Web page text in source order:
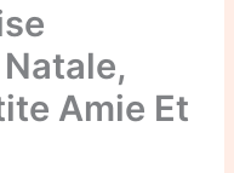
Amie Et